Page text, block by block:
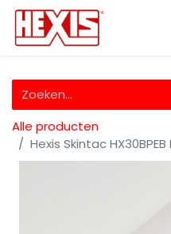
Alle producten
Hexis Skintac